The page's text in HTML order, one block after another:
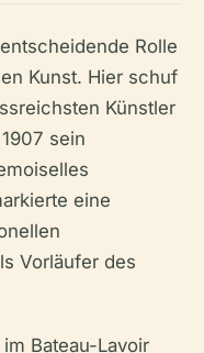
Rolle
Kunst. Hier schuf
Künstler
sein
eine
Vorläufer des
Bateau-Lavoir